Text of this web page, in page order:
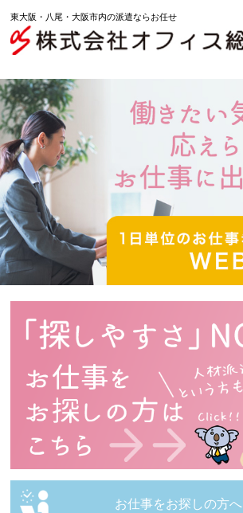
東大阪・八尾・大阪市内の派遣ならお任せ
お仕事をお探しの方へ